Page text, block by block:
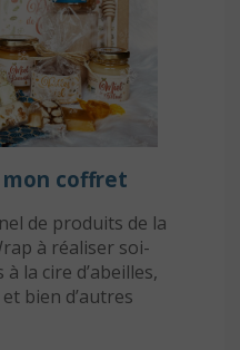
mon coffret
de produits de la
à réaliser soi-
la cire d’abeilles,
bien d’autres